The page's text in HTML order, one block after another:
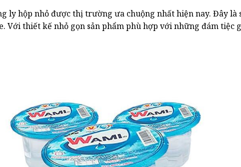
ly hộp nhỏ được thị trường ưa chuộng nhất hiện nay. Đây là
Với thiết kế nhỏ gọn sản phẩm phù hợp với những đám